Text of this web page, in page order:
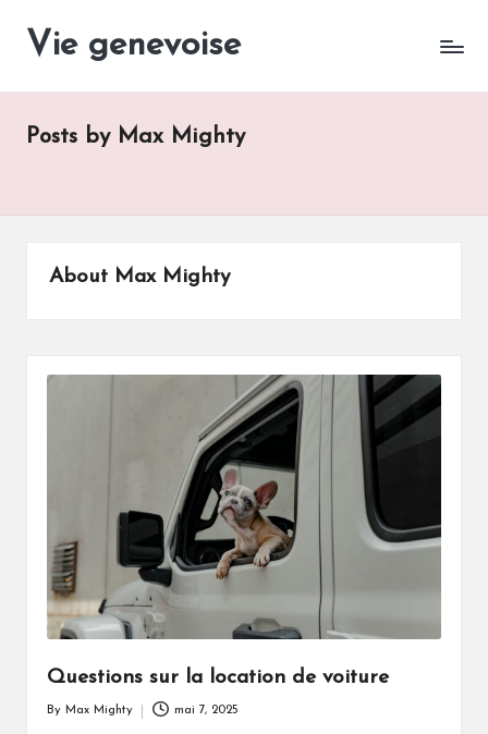
Vie genevoise
Vie
Posts by Max Mighty
About Max Mighty
Questions sur la location de voiture
By Max Mighty mai 7, 2025